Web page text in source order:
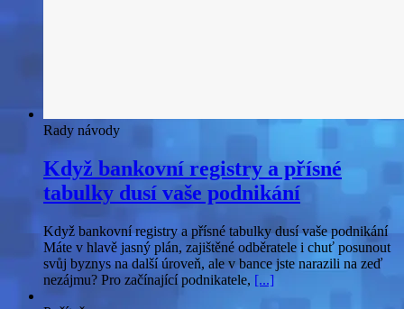
Rady návody
Když bankovní registry a přísné
tabulky dusí vaše podnikání
Když bankovní registry a přísné tabulky dusí vaše podnikání
Máte v hlavě jasný plán, zajištěné odběratele i chuť posunout
svůj byznys na další úroveň, ale v bance jste narazili na zeď
nezájmu? Pro začínající podnikatele, [...]